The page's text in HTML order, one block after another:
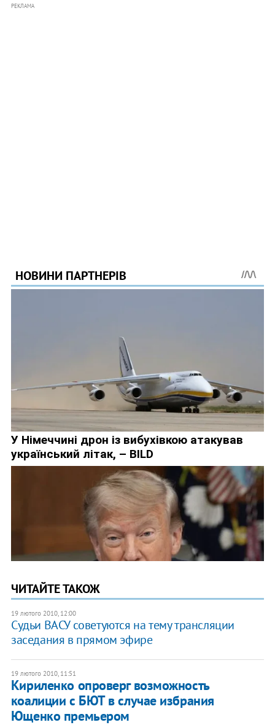
РЕКЛАМА
ЧИТАЙТЕ ТАКОЖ
19 лютого 2010, 12:00
Судьи ВАСУ советуются на тему трансляции
заседания в прямом эфире
19 лютого 2010, 11:51
Кириленко опроверг возможность
коалиции с БЮТ в случае избрания
Ющенко премьером